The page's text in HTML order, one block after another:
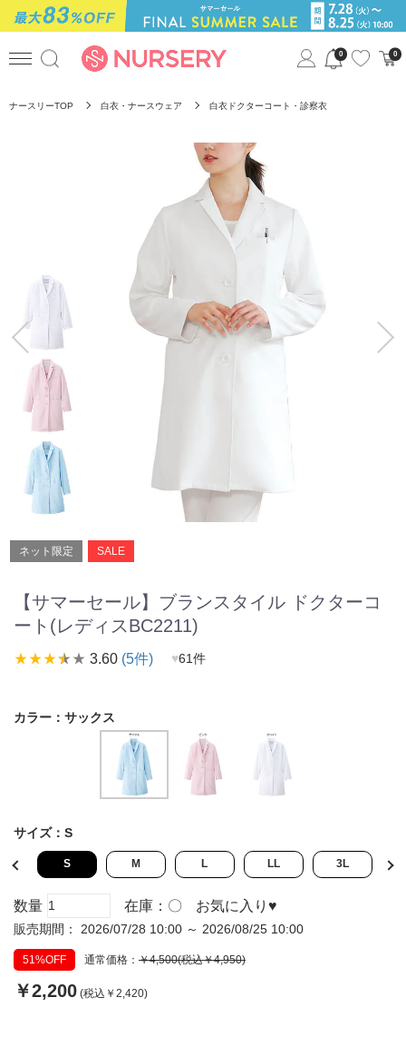
0 0
ナースリーTOP 白衣・ナースウェア 白衣ドクターコート・診察衣
ネット限定 SALE
【サマーセール】ブランスタイル ドクターコ
ート(レディスBC2211)
star_ratestar_ratestar_ratestar_rate star_rate 3.60 (5件) ♥61件
カラー： サックス
サイズ： S
S M L LL 3L
数量 在庫： 〇 お気に入り ♥
販売期間： 2026/07/28 10:00 ～ 2026/08/25 10:00
51%OFF 通常価格： ￥4,500(税込￥4,950)
￥2,200 (税込￥2,420)